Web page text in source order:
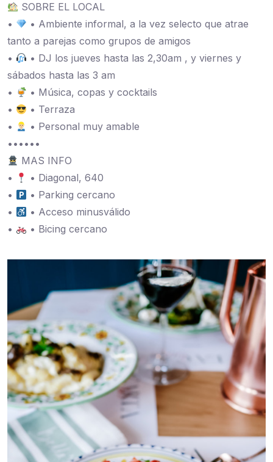
SOBRE EL LOCAL
•
• Ambiente informal, a la vez selecto que atrae
tanto a parejas como grupos de amigos
•
• DJ los jueves hasta las 2,30am , y viernes y
sábados hasta las 3 am
•
• Música, copas y cocktails
•
• Terraza
•
• Personal muy amable
••••••
MAS INFO
•
• Diagonal, 640
•
• Parking cercano
•
• Acceso minusválido
•
• Bicing cercano